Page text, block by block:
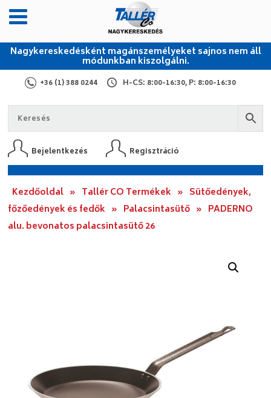
Nagykereskedésként magánszemélyeket sajnos nem áll
módunkban kiszolgálni.
+36 (1) 388 0244 H-CS: 8:00-16:30, P: 8:00-16:30
Bejelentkezés Regisztráció
Kezdőoldal » Tallér CO Termékek » Sütőedények,
főzőedények és fedők » Palacsintasütő » PADERNO
alu. bevonatos palacsintasütő 26